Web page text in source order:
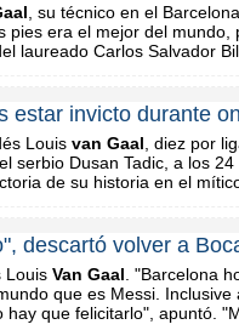
, su técnico en el
pies era el mejor del
laureado Carlos Salvador
estar invicto durante
Louis van Gaal , diez por
serbio Dusan Tadic, a los
de su historia en el
descartó volver a
Louis Van Gaal . "Barcelona
que es Messi.
que felicitarlo", apuntó.